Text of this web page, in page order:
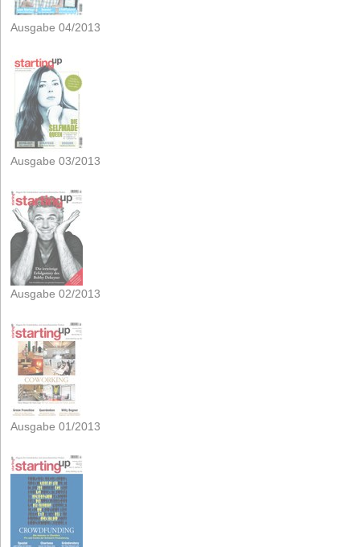
Ausgabe 04/2013
Ausgabe 03/2013
Ausgabe 02/2013
Ausgabe 01/2013